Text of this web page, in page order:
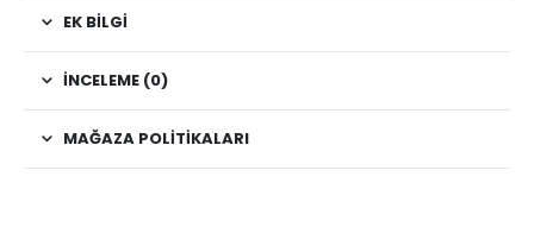
EK BILGI
İNCELEME (0)
MAĞAZA POLITIKALARI